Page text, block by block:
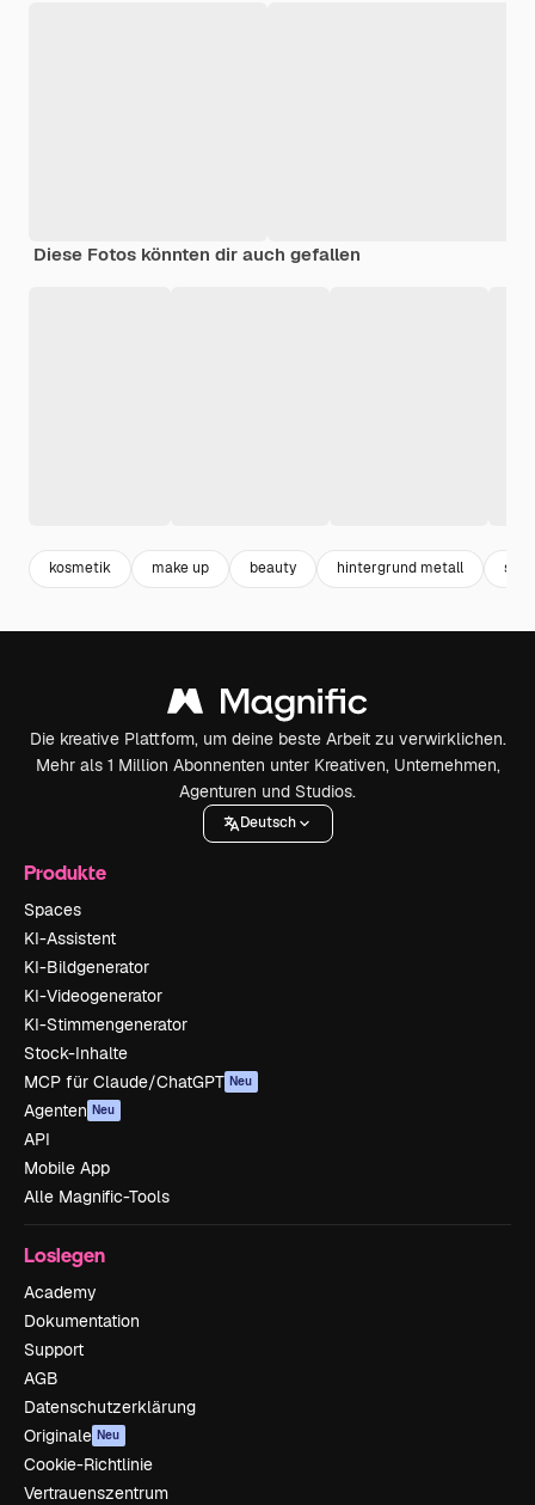
Diese Fotos könnten dir auch gefallen
kosmetik make up beauty hintergrund metall
Die kreative Plattform, um deine beste Arbeit zu verwirklichen.
Mehr als 1 Million Abonnenten unter Kreativen, Unternehmen,
Agenturen und Studios.
Deutsch
Produkte
Spaces
KI-Assistent
KI-Bildgenerator
KI-Videogenerator
KI-Stimmengenerator
Stock-Inhalte
MCP für Claude/ChatGPT Neu
Agenten Neu
API
Mobile App
Alle Magnific-Tools
Loslegen
Academy
Dokumentation
Support
AGB
Datenschutzerklärung
Originale Neu
Cookie-Richtlinie
Vertrauenszentrum